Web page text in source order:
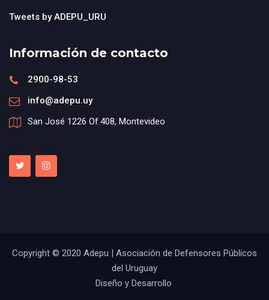
Tweets by ADEPU_URU
Información de contacto
2900-98-53
info@adepu.uy
San José 1226 Of.408, Montevideo
Copyright © 2020 Adepu | Asociación de Defensores Públicos
del Uruguay
Diseño y Desarrollo